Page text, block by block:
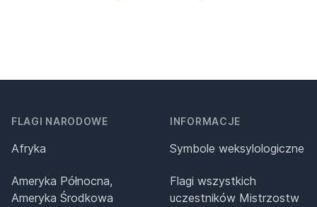
FLAGI NARODOWE
Afryka
Ameryka Północna,
Ameryka Środkowa
INFORMACJE
Symbole weksylologiczne
Flagi wszystkich
uczestników Mistrzostw